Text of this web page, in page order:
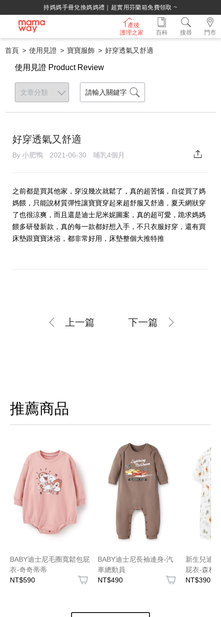
持媽媽手冊兌換媽媽禮｜超實用芬蘭箱免費領取 ~
產後
護理之家
門市
百科 搜尋
首頁 使用見證 寶寶服飾 好穿透氣又舒適
使用見證 Product Review
好穿透氣又舒適
By 小肥鴨 2021-06-30 哺乳4個月
之前都是買其他家，穿沒幾次就鬆了，真的超苦惱，自從買了媽
媽餵，只能說材質彈性讓寶寶穿起來超舒服又舒適，夏天網狀穿
了也很涼爽，而且還是迪士尼米妮圖案，真的超可愛，跪求媽媽
餵多研發新款，真的每一款都好想入手，不只衣服好穿，還有買
床墊跟寶寶沐浴，都非常好用，床墊整個大推特推
上一篇 下一篇
推薦商品
BABY迪士尼毛圈寬鬆包屁
衣-奇奇蒂蒂
NT$590
BABY迪士尼長袖連身-汽
車總動員
NT$490
新生兒迪
屁衣-森林
NT$390